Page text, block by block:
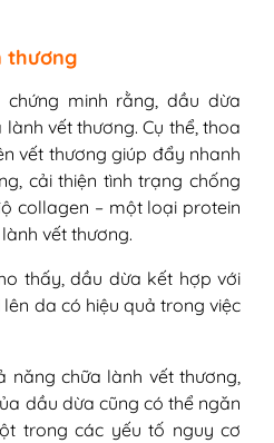
thương
minh rằng, dầu dừa
vết thương. Cụ thể, thoa
vết thương giúp đẩy nhanh
cải thiện tình trạng chống
collagen – một loại protein
vết thương.
thấy, dầu dừa kết hợp với
da có hiệu quả trong việc
năng chữa lành vết thương,
dầu dừa cũng có thể ngăn
trong các yếu tố nguy cơ